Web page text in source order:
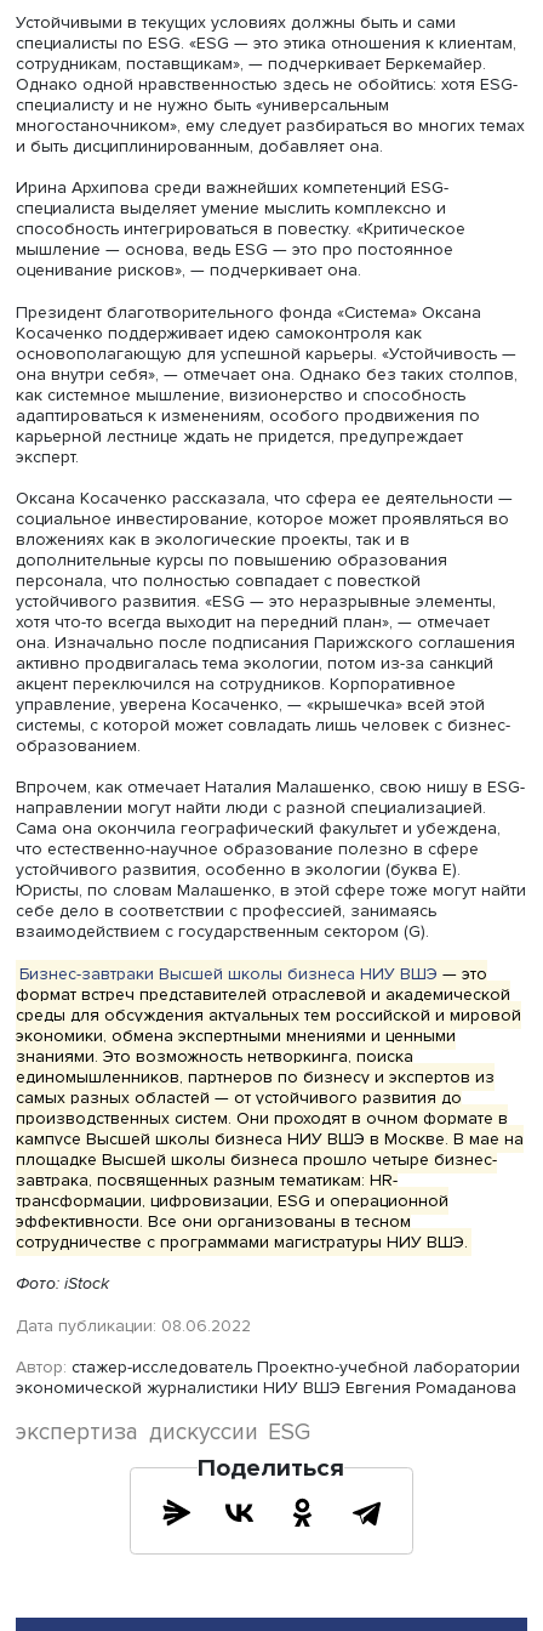
Михаил Аким, фото: Высшая школа экономики
В настоящий момент ведутся активные разработки ESG-
рейтингов регионов, которые, возможно, позволят
восприятие данной повестки с инвестиционно
продолжении недавнего тренда на актуализацию
устойчивым развитием. «ESG — это про образ жизни:
живем и что потребляем», — подчеркнула Мария
Устойчивыми в текущих условиях должны быть и сами
специалисты по ESG. «ESG — это этика отношения к
сотрудникам, поставщикам», — подчеркивает
Однако одной нравственностью здесь не обойтись:
специалисту и не нужно быть «универсальным
многостаночником», ему следует разбираться во
и быть дисциплинированным, добавляет она.
Ирина Архипова среди важнейших компетенций ESG-
специалиста выделяет умение мыслить комплексно и
способность интегрироваться в повестку. «Критическое
мышление — основа, ведь ESG — это про постоянное
оценивание рисков», — подчеркивает она.
Президент благотворительного фонда «Система»
основополагающую для успешной карьеры.
она внутри себя», — отмечает она. Однако без таких
как системное мышление, визионерство и способность
адаптироваться к изменениям, особого продвижения
карьерной лестнице ждать не придется, предупреждает
эксперт.
Оксана Косаченко рассказала, что сфера ее
социальное инвестирование, которое может
вложениях как в экологические проекты, так и в
дополнительные курсы по повышению образования
персонала, что полностью совпадает с повесткой
устойчивого развития. «ESG — это неразрывные
хотя что-то всегда выходит на передний план», —
активно продвигалась тема экологии, потом из-за
управление, уверена Косаченко, — «крышечка» всей
системы, с которой может совладать лишь человек с
образованием.
Впрочем, как отмечает Наталия Малашенко, свою нишу
направлении могут найти люди с разной
Сама она окончила географический факультет и
себе дело в соответствии с профессией, занимаясь